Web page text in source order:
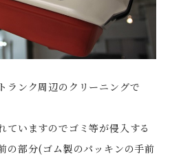
ランク周辺のクリーニングで
ていますのでゴミ等が侵入する
の部分(ゴム製のパッキンの手前